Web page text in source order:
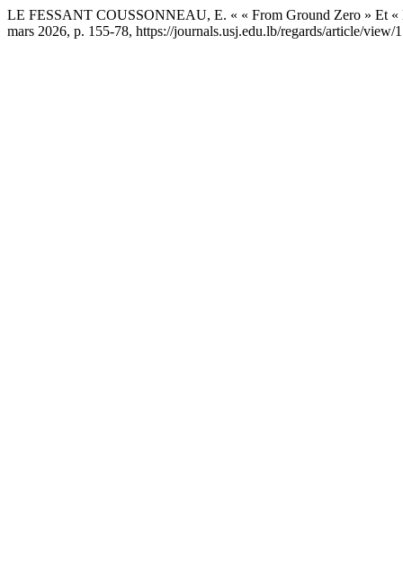
LE FESSANT COUSSONNEAU, E. « « From Ground Zero » Et «
mars 2026, p. 155-78, https://journals.usj.edu.lb/regards/article/view/